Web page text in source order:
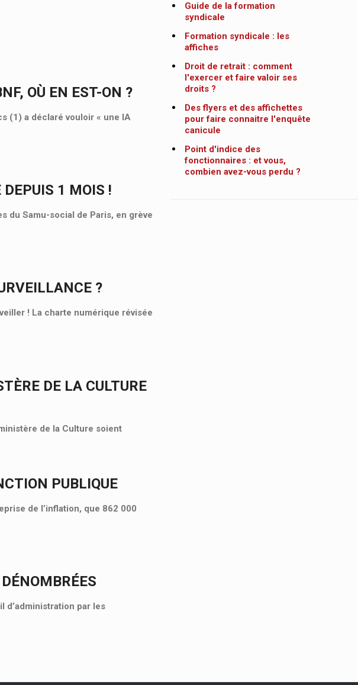
OÙ EN EST-ON ?
(1) a déclaré vouloir « une IA
1 MOIS !
du Samu-social de Paris, en grève
?
! La charte numérique révisée
DE LA CULTURE
de la Culture soient
PUBLIQUE
de l’inflation, que 862 000
d’administration par les
Guide de la formation
syndicale
Formation syndicale : les
affiches
Droit de retrait : comment
l'exercer et faire valoir ses
droits ?
Des flyers et des affichettes
pour faire connaitre l'enquête
canicule
Point d'indice des
fonctionnaires : et vous,
combien avez-vous perdu ?